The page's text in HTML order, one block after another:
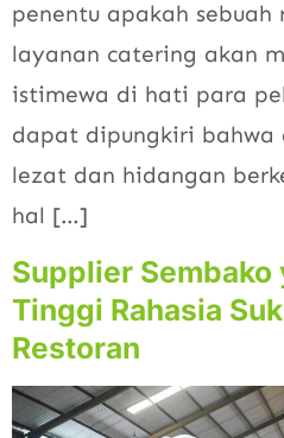
penentu apakah
layanan catering akan
istimewa di hati para
dapat dipungkiri
lezat dan hidangan
hal […]
Supplier
Tinggi Rahasia
Restoran